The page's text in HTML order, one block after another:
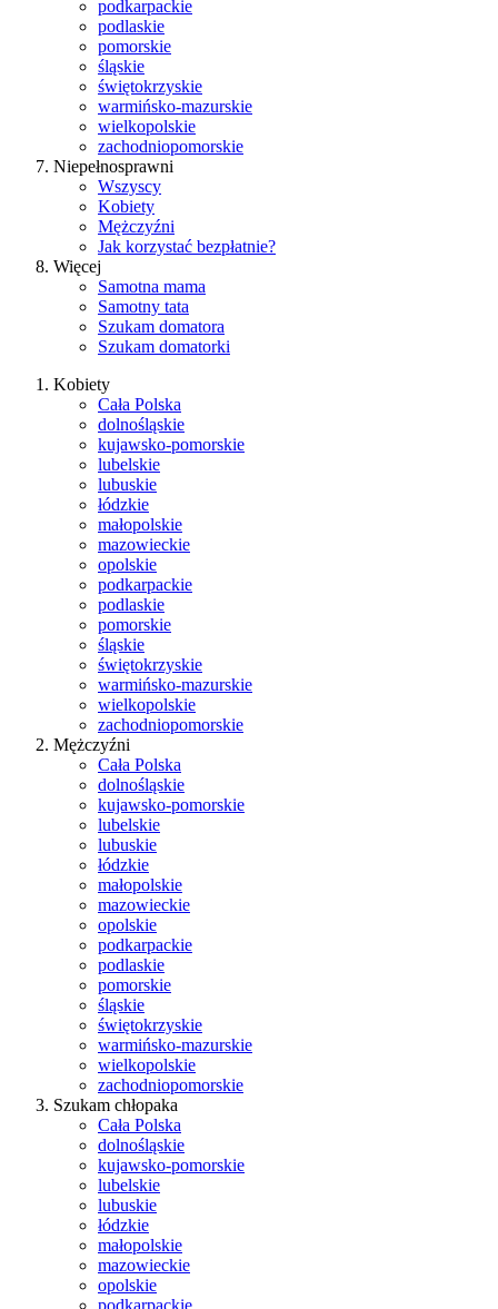
podkarpackie
podlaskie
pomorskie
śląskie
świętokrzyskie
warmińsko-mazurskie
wielkopolskie
zachodniopomorskie
Niepełnosprawni
Wszyscy
Kobiety
Mężczyźni
Jak korzystać bezpłatnie?
Więcej
Samotna mama
Samotny tata
Szukam domatora
Szukam domatorki
Kobiety
Cała Polska
dolnośląskie
kujawsko-pomorskie
lubelskie
lubuskie
łódzkie
małopolskie
mazowieckie
opolskie
podkarpackie
podlaskie
pomorskie
śląskie
świętokrzyskie
warmińsko-mazurskie
wielkopolskie
zachodniopomorskie
Mężczyźni
Cała Polska
dolnośląskie
kujawsko-pomorskie
lubelskie
lubuskie
łódzkie
małopolskie
mazowieckie
opolskie
podkarpackie
podlaskie
pomorskie
śląskie
świętokrzyskie
warmińsko-mazurskie
wielkopolskie
zachodniopomorskie
Szukam chłopaka
Cała Polska
dolnośląskie
kujawsko-pomorskie
lubelskie
lubuskie
łódzkie
małopolskie
mazowieckie
opolskie
podkarpackie